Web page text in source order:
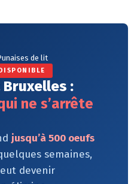
de lit
:
ne s’arrête
jusqu’à 500 oeufs
semaines,
devenir